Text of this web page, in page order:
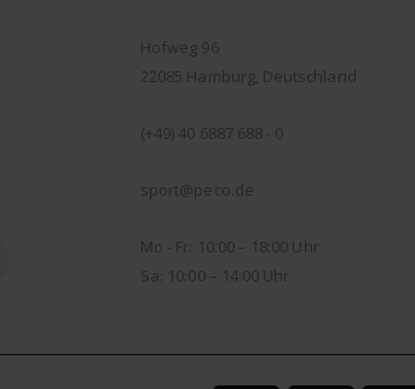
Hofweg 96
22085 Hamburg, Deutschland
(+49) 40 6887 688 - 0
sport@peco.de
Mo - Fr: 10:00 – 18:00 Uhr
Sa: 10:00 – 14:00 Uhr